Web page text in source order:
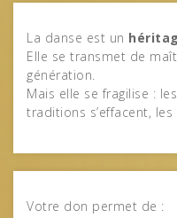
La danse est un
Elle se transmet de
génération.
Mais elle se fragilise :
traditions s’effacent,
Votre don permet de :